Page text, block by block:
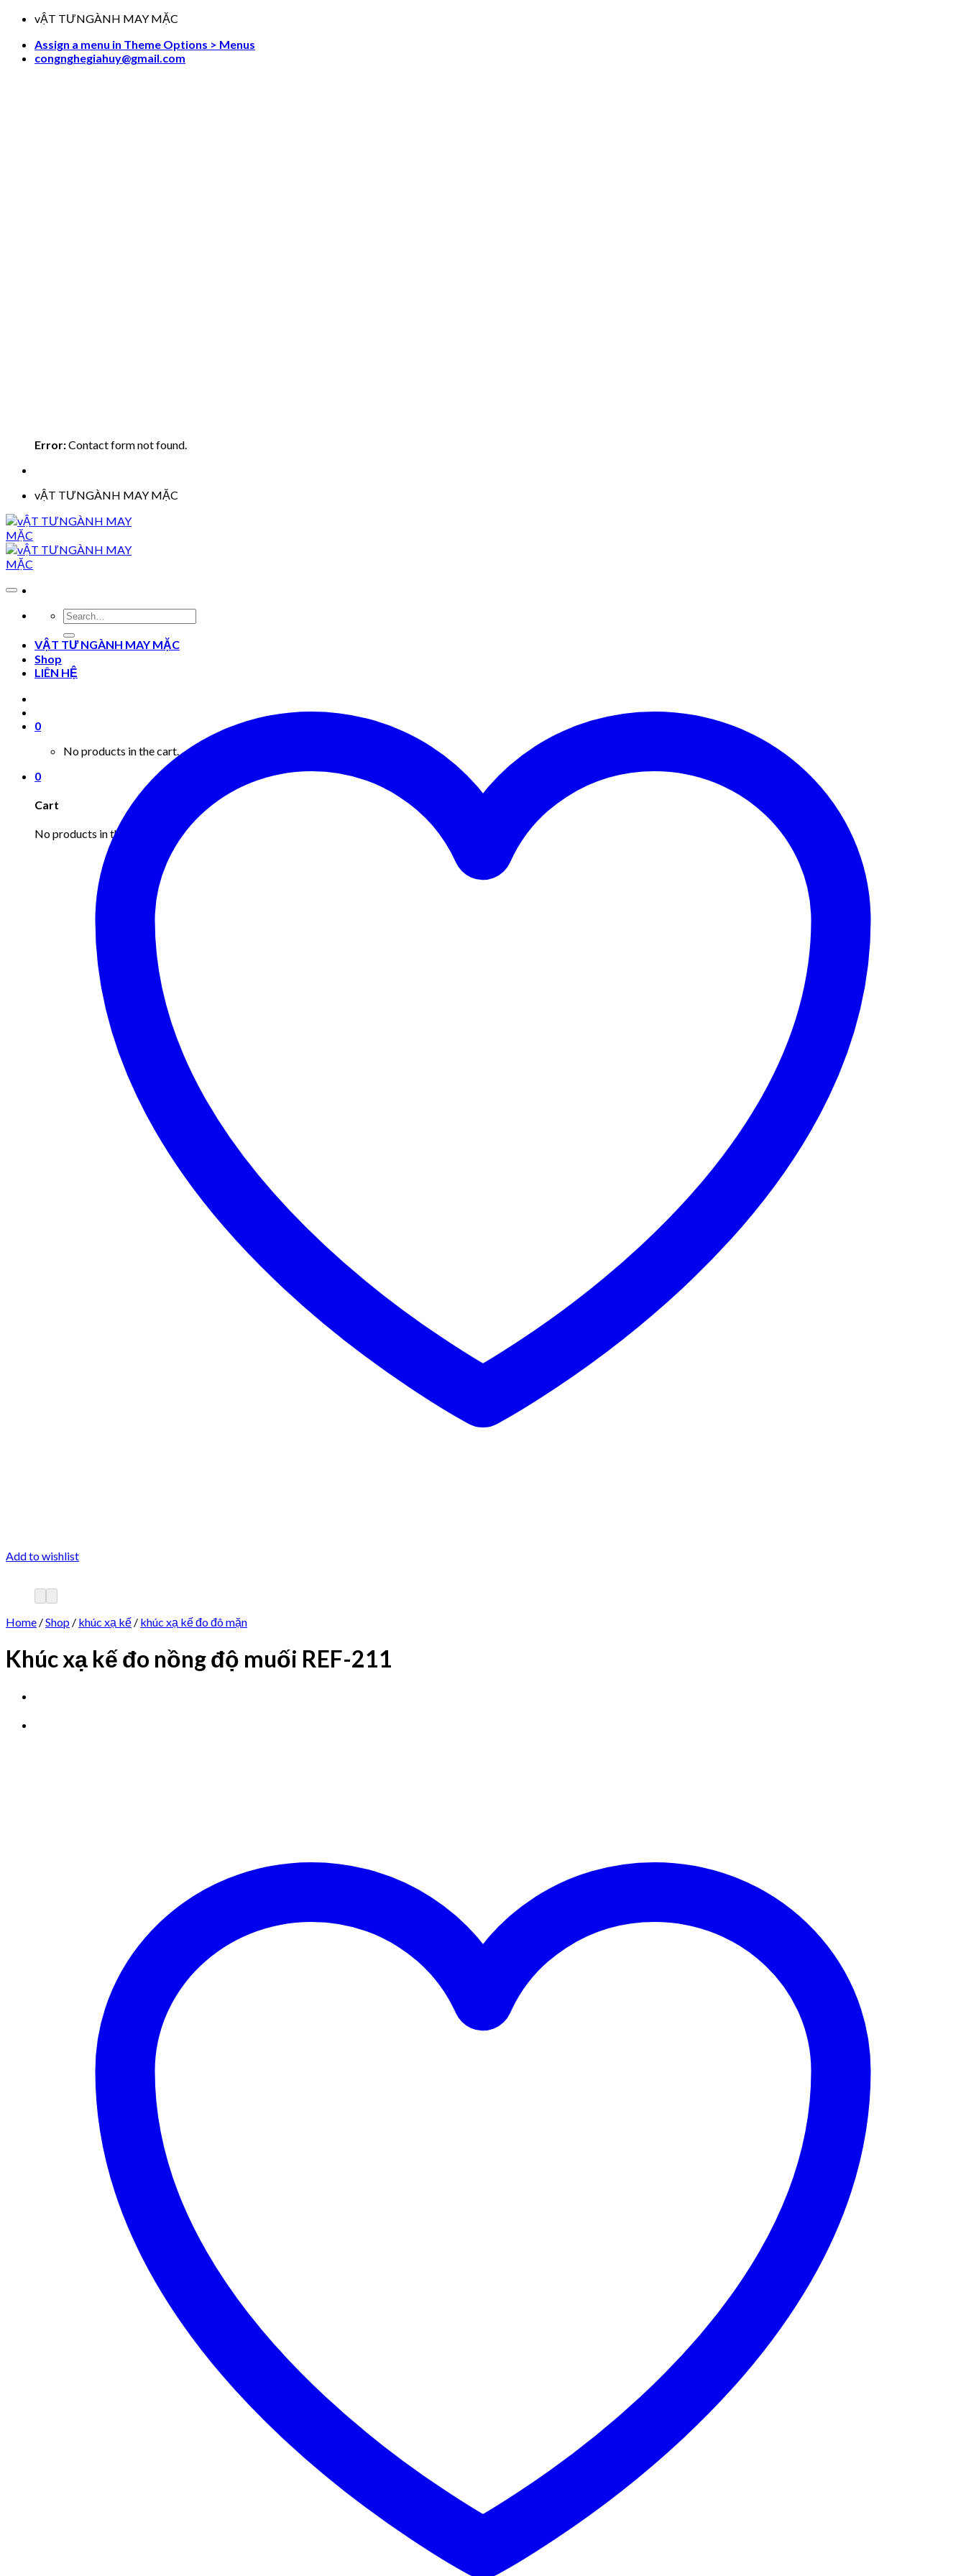
Skip
content
vẬT TƯNGÀNH MAY MẶC
Assign a menu in Theme Options > Menus
congnghegiahuy@gmail.com
Error:Contact form not found.
vẬT TƯNGÀNH MAY MẶC
Search
for:
VẬT TƯ NGÀNH MAY MẶC
Shop
LIÊN HỆ
0
No products in the cart.
0
Cart
No products in the cart.
Add to wishlist
Home /Shop / khúc xạ kế / khúc xạ kế đo đô mặn
Khúc xạ kế đo nồng độ muối REF-211